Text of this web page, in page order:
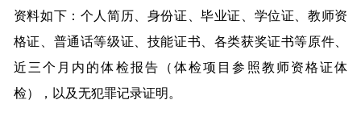
资料如下：个人简历、身份证、毕业证、学位证、教师资
格证、普通话等级证、技能证书、各类获奖证书等原件、
近三个月内的体检报告（体检项目参照教师资格证体
检），以及无犯罪记录证明。